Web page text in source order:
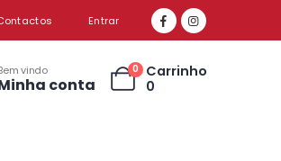
Entrar
vindo
conta
0
Carrinho
0